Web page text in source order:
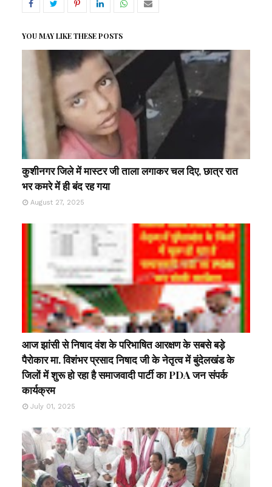
YOU MAY LIKE THESE POSTS
कुशीनगर जिले में मास्टर जी ताला लगाकर चल दिए, छात्र रात
भर कमरे में ही बंद रह गया
August 27, 2025
आज झांसी से निषाद वंश के परिभाषित आरक्षण के सबसे बड़े
पैरोकार मा. विशंभर प्रसाद निषाद जी के नेतृत्व में बुंदेलखंड के
जिलों में शुरू हो रहा है समाजवादी पार्टी का PDA जन संपर्क
कार्यक्रम
July 01, 2025